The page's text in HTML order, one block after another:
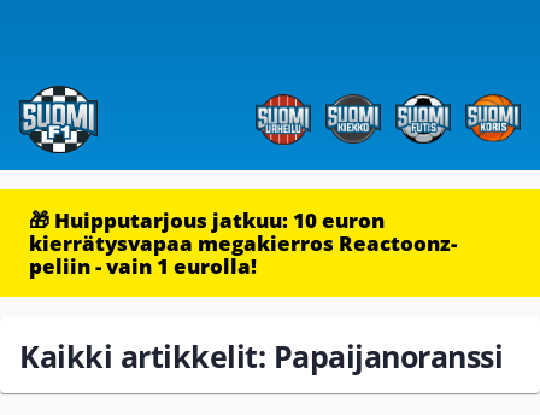
🎁 Huipputarjous jatkuu: 10 euron
kierrätysvapaa megakierros Reactoonz-
peliin - vain 1 eurolla!
Kaikki artikkelit: Papaijanoranssi